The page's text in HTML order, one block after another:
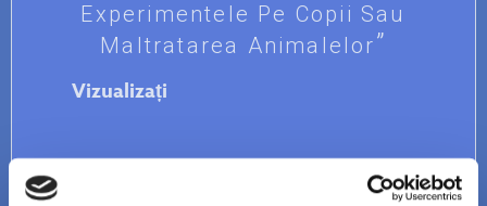
Experimentele Pe Copii Sau
Maltratarea Animalelor
Vizualizați